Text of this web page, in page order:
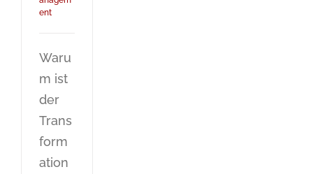
ent
Waru
m ist
der
Trans
form
ation